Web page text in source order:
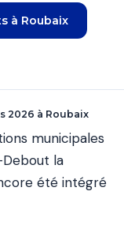
à Roubaix
2026 à Roubaix
municipales
Debout la
été intégré